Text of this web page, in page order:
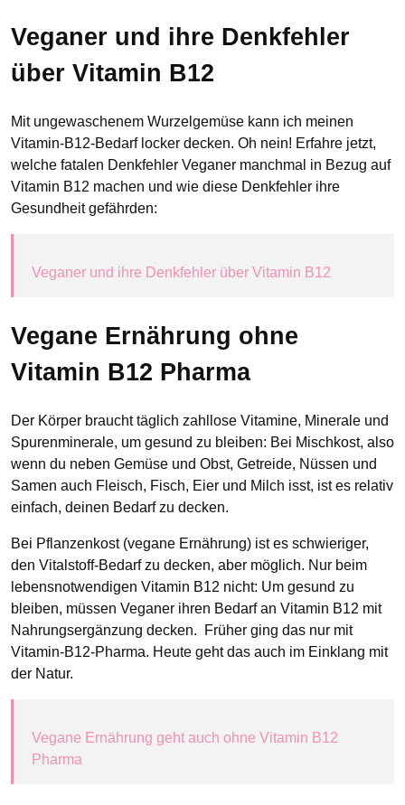
Veganer und ihre Denkfehler
über Vitamin B12
Mit ungewaschenem Wurzelgemüse kann ich meinen
Vitamin-B12-Bedarf locker decken. Oh nein! Erfahre jetzt,
welche fatalen Denkfehler Veganer manchmal in Bezug auf
Vitamin B12 machen und wie diese Denkfehler ihre
Gesundheit gefährden:
Veganer und ihre Denkfehler über Vitamin B12
Vegane Ernährung ohne
Vitamin B12 Pharma
Der Körper braucht täglich zahllose Vitamine, Minerale und
Spurenminerale, um gesund zu bleiben: Bei Mischkost, also
wenn du neben Gemüse und Obst, Getreide, Nüssen und
Samen auch Fleisch, Fisch, Eier und Milch isst, ist es relativ
einfach, deinen Bedarf zu decken.
Bei Pflanzenkost (vegane Ernährung) ist es schwieriger,
den Vitalstoff-Bedarf zu decken, aber möglich. Nur beim
lebensnotwendigen Vitamin B12 nicht: Um gesund zu
bleiben, müssen Veganer ihren Bedarf an Vitamin B12 mit
Nahrungsergänzung decken. Früher ging das nur mit
Vitamin-B12-Pharma. Heute geht das auch im Einklang mit
der Natur.
Vegane Ernährung geht auch ohne Vitamin B12
Pharma